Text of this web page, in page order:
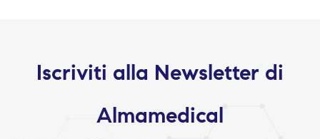
Iscriviti alla Newsletter di
Almamedical